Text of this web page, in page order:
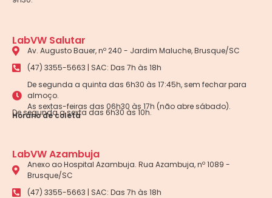
LabVW Salutar
Av. Augusto Bauer, nº 240 - Jardim Maluche, Brusque/SC
(47) 3355-5663 | SAC: Das 7h às 18h
De segunda a quinta das 6h30 às 17:45h, sem fechar para
almoço.
As sextas-feiras das 06h30 às 17h (não abre sábado).
Horário de coleta
De segunda a sexta das 6h30 às 10h.
LabVW Azambuja
Anexo ao Hospital Azambuja. Rua Azambuja, nº 1089 -
Brusque/SC
(47) 3355-5663 | SAC: Das 7h às 18h